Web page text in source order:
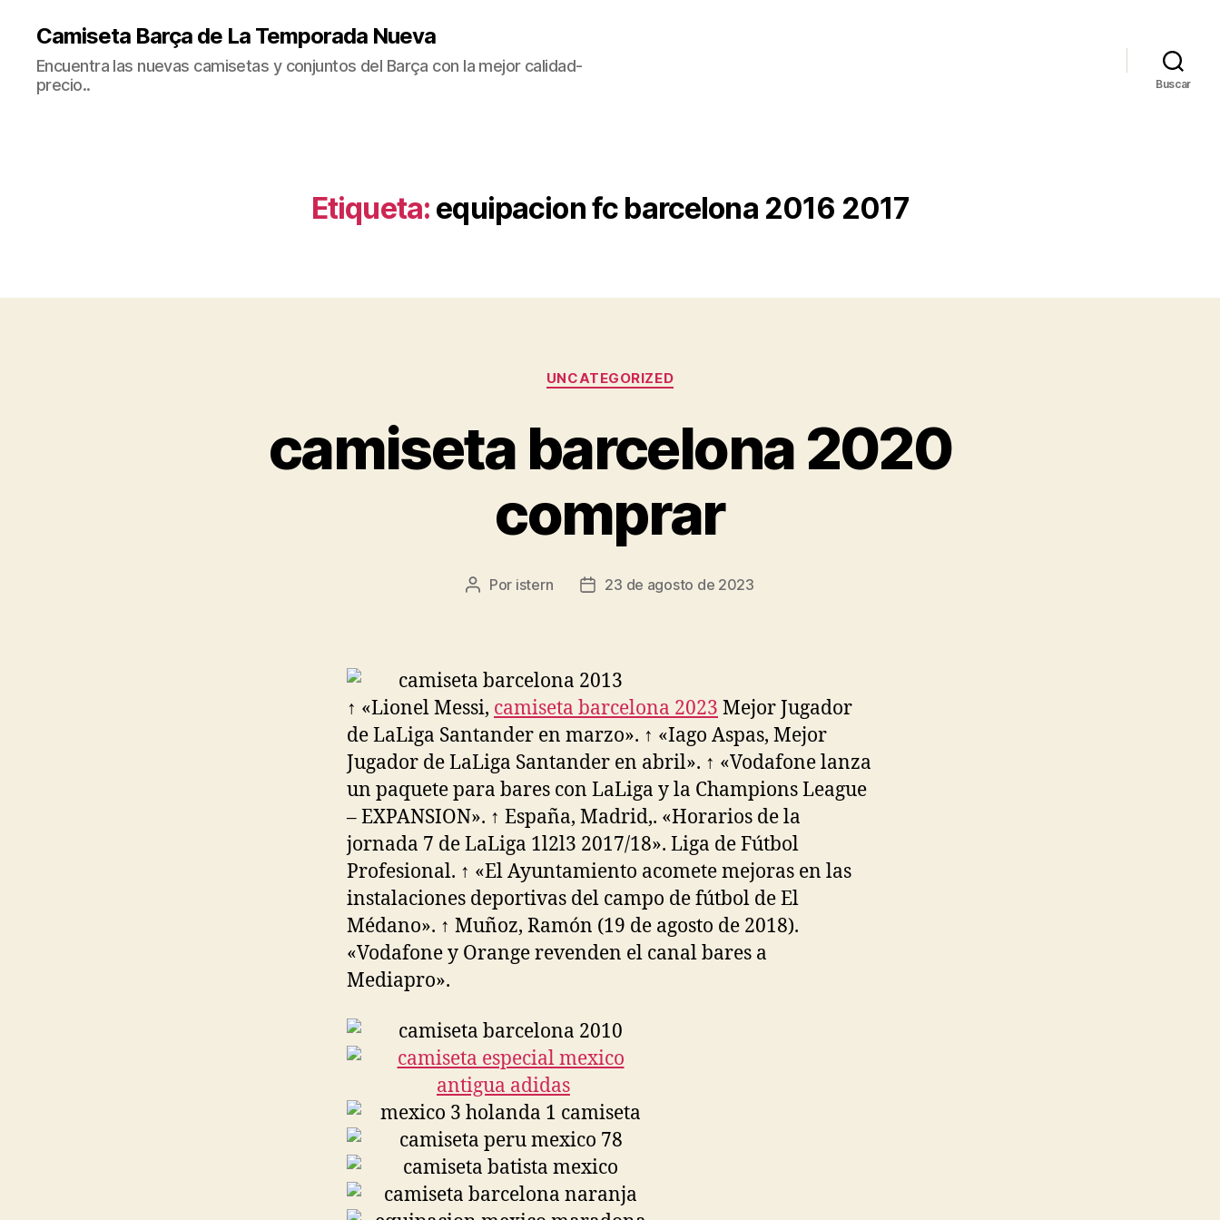
Camiseta Barça de La Temporada Nueva
Encuentra las nuevas camisetas y conjuntos del Barça con la mejor calidad-
precio..
Buscar
Etiqueta: equipacion fc barcelona 2016 2017
Categorías
UNCATEGORIZED
camiseta barcelona 2020
comprar
Autor
Por istern
Fecha23 de agosto de 2023
↑ «Lionel Messi, camiseta barcelona 2023 Mejor Jugador
de LaLiga Santander en marzo». ↑ «Iago Aspas, Mejor
Jugador de LaLiga Santander en abril». ↑ «Vodafone lanza
un paquete para bares con LaLiga y la Champions League
– EXPANSION». ↑ España, Madrid,. «Horarios de la
jornada 7 de LaLiga 1l2l3 2017/18». Liga de Fútbol
Profesional. ↑ «El Ayuntamiento acomete mejoras en las
instalaciones deportivas del campo de fútbol de El
Médano». ↑ Muñoz, Ramón (19 de agosto de 2018).
«Vodafone y Orange revenden el canal bares a
Mediapro».